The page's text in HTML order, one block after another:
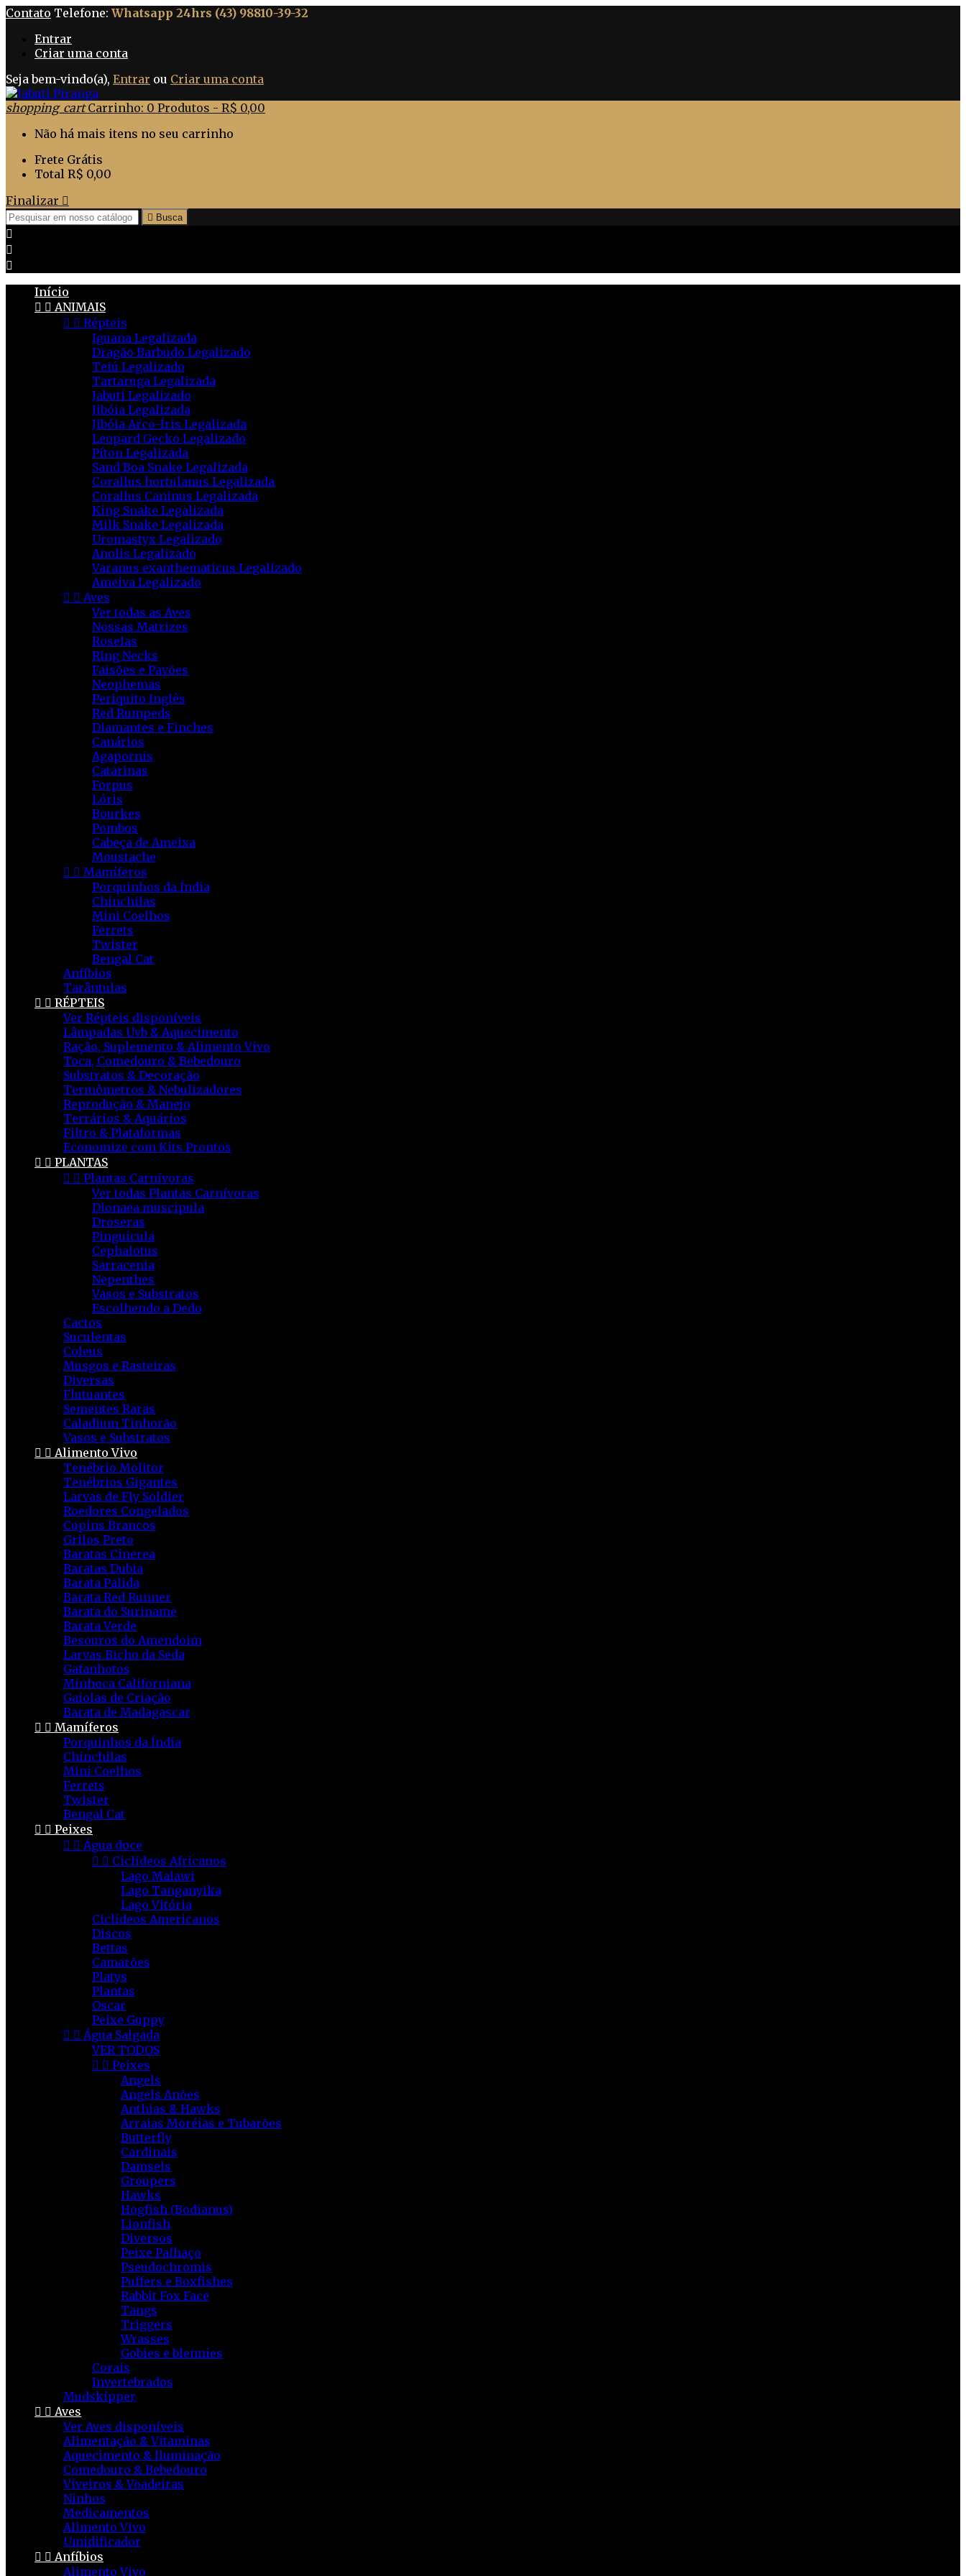
Contato Telefone: Whatsapp 24hrs (43) 98810-39-32
Entrar
Criar uma conta
Seja bem-vindo(a), Entrar ou Criar uma conta
shopping_cart Carrinho: 0 Produtos - R$ 0,00
Não há mais itens no seu carrinho
Frete Grátis
Total R$ 0,00
Finalizar 
 Busca



Início
  ANIMAIS
  Répteis
Iguana Legalizada
Dragão Barbudo Legalizado
Teiú Legalizado
Tartaruga Legalizada
Jabuti Legalizado
Jibóia Legalizada
Jibóia Arco-Íris Legalizada
Leopard Gecko Legalizado
Píton Legalizada
Sand Boa Snake Legalizada
Corallus hortulanus Legalizada
Corallus Caninus Legalizada
King Snake Legalizada
Milk Snake Legalizada
Uromastyx Legalizado
Anolis Legalizado
Varanus exanthematicus Legalizado
Ameiva Legalizado
  Aves
Ver todas as Aves
Nossas Matrizes
Roselas
Ring Necks
Faisões e Pavões
Neophemas
Periquito Inglês
Red Rumpeds
Diamantes e Finches
Canários
Agapornis
Catarinas
Forpus
Lóris
Bourkes
Pombos
Cabeça de Ameixa
Moustache
  Mamíferos
Porquinhos da Índia
Chinchilas
Mini Coelhos
Ferrets
Twister
Bengal Cat
Anfíbios
Tarântulas
  RÉPTEIS
Ver Répteis disponíveis
Lâmpadas Uvb & Aquecimento
Ração, Suplemento & Alimento Vivo
Toca, Comedouro & Bebedouro
Substratos & Decoração
Termômetros & Nebulizadores
Reprodução & Manejo
Terrários & Aquários
Filtro & Plataformas
Economize com Kits Prontos
  PLANTAS
  Plantas Carnívoras
Ver todas Plantas Carnívoras
Dionaea muscipula
Droseras
Pinguicula
Cephalotus
Sarracenia
Nepenthes
Vasos e Substratos
Escolhendo a Dedo
Cactos
Suculentas
Coleus
Musgos e Rasteiras
Diversas
Flutuantes
Sementes Raras
Caladium Tinhorão
Vasos e Substratos
  Alimento Vivo
Tenébrio Molitor
Tenébrios Gigantes
Larvas de Fly Soldier
Roedores Congelados
Cupins Brancos
Grilos Preto
Baratas Cinerea
Baratas Dubia
Barata Palida
Barata Red Runner
Barata do Suriname
Barata Verde
Besouros do Amendoim
Larvas Bicho da Seda
Gafanhotos
Minhoca Californiana
Gaiolas de Criação
Barata de Madagascar
  Mamíferos
Porquinhos da Índia
Chinchilas
Mini Coelhos
Ferrets
Twister
Bengal Cat
  Peixes
  Água doce
  Ciclídeos Africanos
Lago Malawi
Lago Tanganyika
Lago Vitória
Ciclídeos Americanos
Discos
Bettas
Camarões
Platys
Plantas
Oscar
Peixe Guppy
  Água Salgada
VER TODOS
  Peixes
Angels
Angels Anões
Anthias & Hawks
Arraias Moréias e Tubarões
Butterfly
Cardinais
Damsels
Groupers
Hawks
Hogfish (Bodianus)
Lionfish
Diversos
Peixe Palhaço
Pseudochromis
Puffers e Boxfishes
Rabbit Fox Face
Tangs
Triggers
Wrasses
Gobies e blennies
Corais
Invertebrados
Mudskipper
  Aves
Ver Aves disponíveis
Alimentação & Vitaminas
Aquecimento & Iluminação
Comedouro & Bebedouro
Viveiros & Voadeiras
Ninhos
Medicamentos
Alimento Vivo
Umidificador
  Anfíbios
Alimento Vivo